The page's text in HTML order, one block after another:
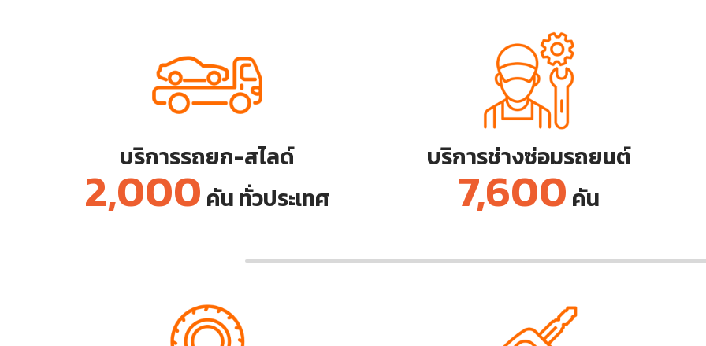
บริการรถยก-สไลด์
2,000 คันทั่วประเทศ
บริการช่างซ่อมรถยนต์
7,600 คัน